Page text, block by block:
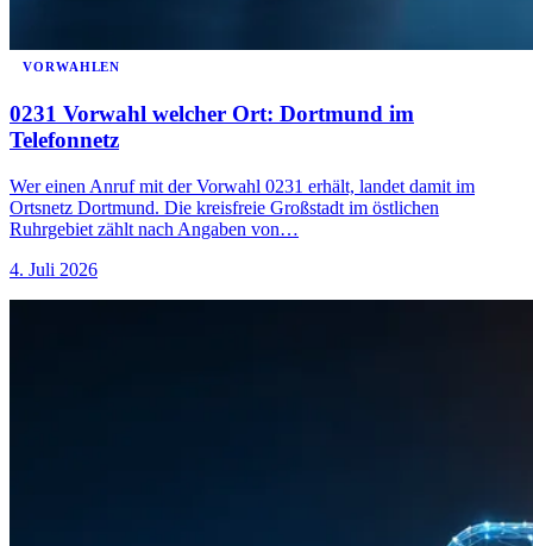
VORWAHLEN
0231 Vorwahl welcher Ort: Dortmund im
Telefonnetz
Wer einen Anruf mit der Vorwahl 0231 erhält, landet damit im
Ortsnetz Dortmund. Die kreisfreie Großstadt im östlichen
Ruhrgebiet zählt nach Angaben von…
4. Juli 2026